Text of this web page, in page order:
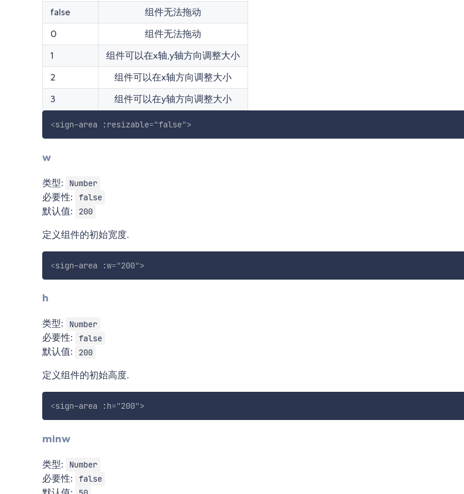
false
组件无法拖动
0
组件无法拖动
1
组件可以在x轴,y轴方向调整大小
2
组件可以在x轴方向调整大小
3
组件可以在y轴方向调整大小
<sign-area :resizable="false">
w
类型: Number
必要性: false
默认值: 200
定义组件的初始宽度.
<sign-area :w="200">
h
类型: Number
必要性: false
默认值: 200
定义组件的初始高度.
<sign-area :h="200">
minw
类型: Number
必要性: false